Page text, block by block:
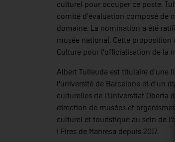
culturel pour occuper ce poste.
comité d'évaluation composé de
domaine. La nomination a été
musée national. Cette
Culture pour l'officialisation de la
Albert Tulleuda est titulaire d'une
l'université de Barcelone et d'un
culturelles de l'Universitat Oberta
direction de musées et
culturel et touristique au sein de
i Fires de Manresa depuis 2017.